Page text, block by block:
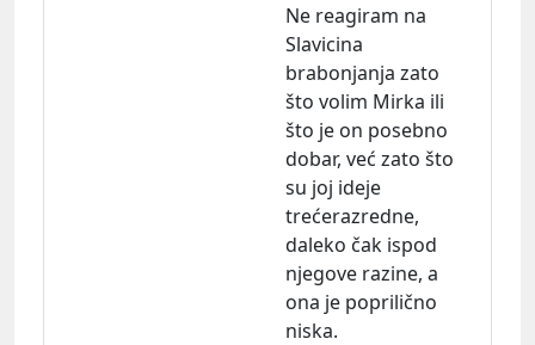
Ne reagiram na
Slavicina
brabonjanja zato
što volim Mirka ili
što je on posebno
dobar, već zato što
su joj ideje
trećerazredne,
daleko čak ispod
njegove razine, a
ona je poprilično
niska.